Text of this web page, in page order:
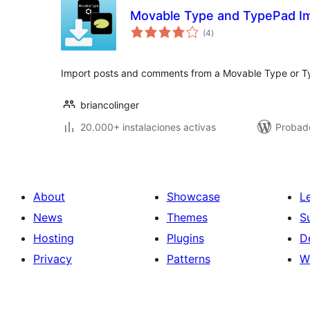
Movable Type and TypePad
(4total
de
)
Import posts and comments from a Movable Type or
briancolinger
20.000+ instalaciones activas
About
News
Hosting
Privacy
Showcase
Themes
Plugins
Patterns